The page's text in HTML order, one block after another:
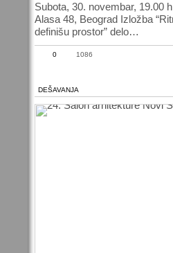
Subota, 30. novembar, 19.00
Alasa 48, Beograd Izložba
definišu prostor” delo…
0 1086
DEŠAVANJA